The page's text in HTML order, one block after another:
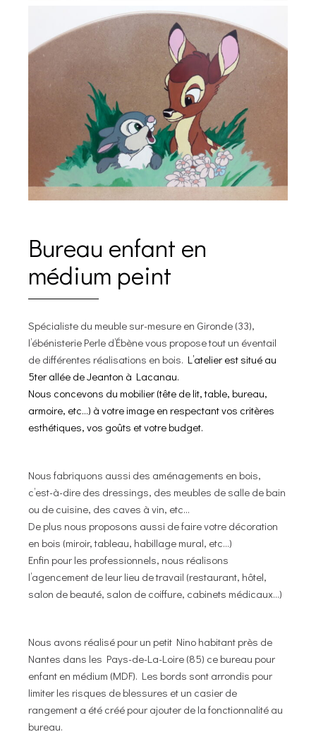
Bureau enfant en
médium peint
Spécialiste du meuble sur-mesure en Gironde (33),
l’ébénisterie Perle d’Ébènevous propose tout un éventail
de différentes réalisations en bois.L’atelier est situé au
5ter allée de Jeanton à Lacanau.
Nous concevons dumobilier (tête de lit, table, bureau,
armoire, etc…) à votre image en respectant vos critères
esthétiques, vos goûts et votre budget.
Nous fabriquons aussi des aménagements en bois,
c’est-à-dire des dressings, des meubles de salle de bain
ou de cuisine, des caves à vin, etc…
De plus nous proposons aussi de faire votre décoration
en bois (miroir, tableau, habillage mural, etc…)
Enfin pour les professionnels, nous réalisons
l’agencement de leur lieu de travail (restaurant, hôtel,
salon de beauté, salon de coiffure, cabinets médicaux…)
Nous avons réalisé pour un petit Nino habitant près de
Nantes dans les Pays-de-La-Loire (85) ce bureau pour
enfant en médium (MDF). Les bords sont arrondis pour
limiter les risques de blessures et un casier de
rangement a été créé pour ajouter de la fonctionnalité au
bureau.